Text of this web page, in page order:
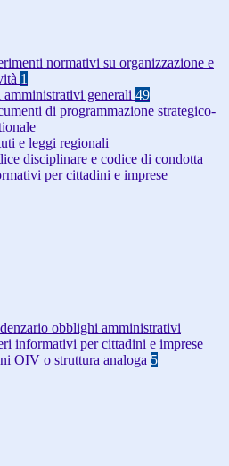
normativi su organizzazione e
1
generali 49
di programmazione strategico-
e leggi regionali
disciplinare e codice di condotta
per cittadini e imprese
obblighi amministrativi
informativi per cittadini e imprese
OIV o struttura analoga 5